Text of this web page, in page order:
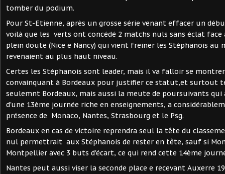
tomber du podium.
Pour St-Etienne, après un grosse série venant effacer un
voilà que les verts ont concédé 2 matchs nuls sans éclat face
plein doute (Nice e Nancy) qui vient freiner les Stéphanois au
revenaient au plus haut niveau.
Certes les Stéphanois sont leader, mais il va falloir se
convainquant à Bordeaux pour justifier ce statut,et surtout
seulemnt Bordeaux, mais aussi la meute de poursuivants qui
d'une 13ème journée riche en enseignements, a
présence de Monaco, Nantes, Strasbourg et le Psg.
Bordeaux en cas de victoire reprendra seul la tête du
nul permettrait aux Stéphanois de rester en tête, sauf si
Montpellier avec 3 buts d'écart, ce qui rend cette 14ème
Nantes peut aussi viser la seconde place e recevant Auxerre